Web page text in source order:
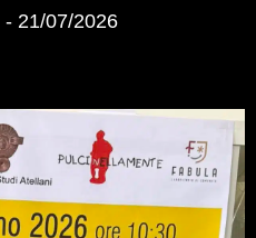
21/07/2026